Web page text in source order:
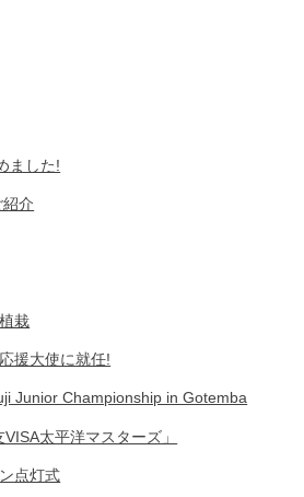
ました!
介
栽
援大使に就任!
Junior Championship in Gotemba
太平洋マスターズ」
点灯式